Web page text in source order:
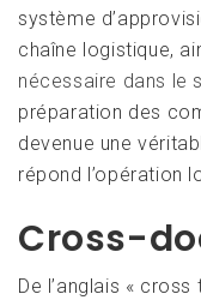
système
chaîne logistique,
nécessaire dans le
préparation des
devenue une
répond l’opération
Cross-
De l’anglais «